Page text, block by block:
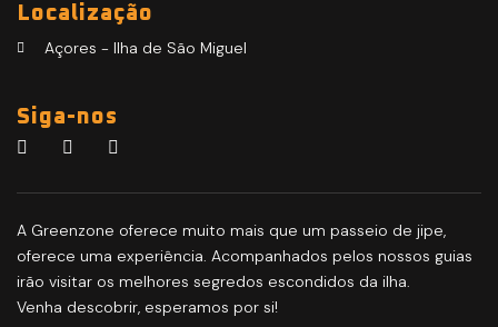
Localização
Açores - Ilha de São Miguel
Siga-nos
A Greenzone oferece muito mais que um passeio de jipe,
oferece uma experiência. Acompanhados pelos nossos guias
irão visitar os melhores segredos escondidos da ilha.
Venha descobrir, esperamos por si!